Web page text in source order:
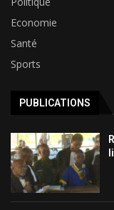
Economie
Santé
Sports
PUBLICATIONS